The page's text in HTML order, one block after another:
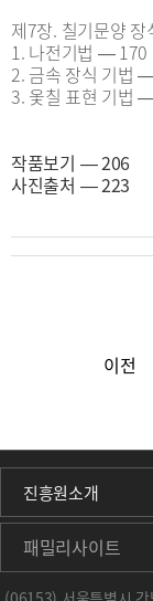
제7장. 칠기문양 장
1. 나전기법 ― 170
2. 금속 장식 기법
3. 옻칠 표현 기법
작품보기 ― 206
사진출처 ― 223
이전
진흥원소개
패밀리사이트